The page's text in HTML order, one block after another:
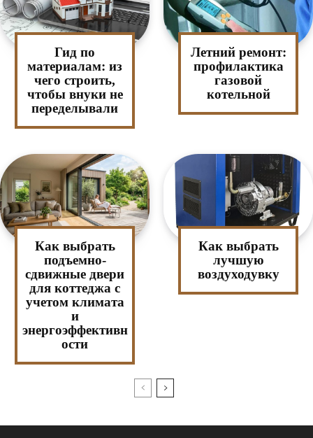
Гид по
материалам: из
чего строить,
чтобы внуки не
переделывали
Летний ремонт:
профилактика
газовой
котельной
Как выбрать
подъемно-
сдвижные двери
для коттеджа с
учетом климата
и
энергоэффективн
ости
Как выбрать
лучшую
воздуходувку